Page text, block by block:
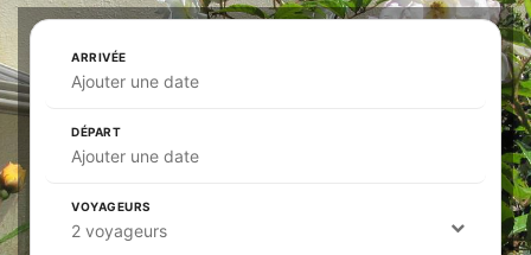
ARRIVÉE
Ajouter une date
DÉPART
Ajouter une date
VOYAGEURS
2 voyageurs